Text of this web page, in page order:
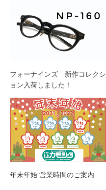
フォーナインズ 新作コレクシ
ョン入荷しました！
年末年始 営業時間のご案内